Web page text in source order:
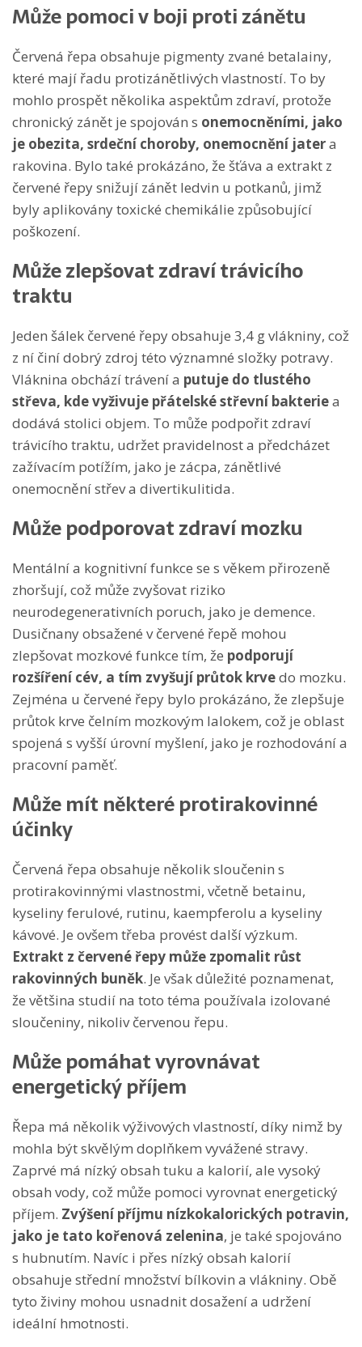
Může pomoci v boji proti zánětu
Červená řepa obsahuje pigmenty zvané betalainy,
které mají řadu protizánětlivých vlastností. To by
mohlo prospět několika aspektům zdraví, protože
chronický zánět je spojován s onemocněními, jako
je obezita, srdeční choroby, onemocnění jatera
rakovina. Bylo také prokázáno, že šťáva a extrakt z
červené řepy snižují zánět ledvin u potkanů, jimž
byly aplikovány toxické chemikálie způsobující
poškození.
Může zlepšovat zdraví trávicího
traktu
Jeden šálek červené řepy obsahuje 3,4 g vlákniny, což
z ní činí dobrý zdroj této významné složky potravy.
Vláknina obchází trávení a putuje do tlustého
střeva, kde vyživuje přátelské střevní bakteriea
dodává stolici objem. To může podpořit zdraví
trávicího traktu, udržet pravidelnost a předcházet
zažívacím potížím, jako je zácpa, zánětlivé
onemocnění střev a divertikulitida.
Může podporovat zdraví mozku
Mentální a kognitivní funkce se s věkem přirozeně
zhoršují, což může zvyšovat riziko
neurodegenerativních poruch, jako je demence.
Dusičnany obsažené v červené řepě mohou
zlepšovat mozkové funkce tím, že podporují
rozšíření cév, a tím zvyšují průtok krvedo mozku.
Zejména u červené řepy bylo prokázáno, že zlepšuje
průtok krve čelním mozkovým lalokem, což je oblast
spojená s vyšší úrovní myšlení, jako je rozhodování a
pracovní paměť.
Může mít některé protirakovinné
účinky
Červená řepa obsahuje několik sloučenin s
protirakovinnými vlastnostmi, včetně betainu,
kyseliny ferulové, rutinu, kaempferolu a kyseliny
kávové. Je ovšem třeba provést další výzkum.
Extrakt z červené řepy může zpomalit růst
rakovinných buněk. Je však důležité poznamenat,
že většina studií na toto téma používala izolované
sloučeniny, nikoliv červenou řepu.
Může pomáhat vyrovnávat
energetický příjem
Řepa má několik výživových vlastností, díky nimž by
mohla být skvělým doplňkem vyvážené stravy.
Zaprvé má nízký obsah tuku a kalorií, ale vysoký
obsah vody, což může pomoci vyrovnat energetický
příjem. Zvýšení příjmu nízkokalorických potravin,
jako je tato kořenová zelenina, je také spojováno
s hubnutím. Navíc i přes nízký obsah kalorií
obsahuje střední množství bílkovin a vlákniny. Obě
tyto živiny mohou usnadnit dosažení a udržení
ideální hmotnosti.